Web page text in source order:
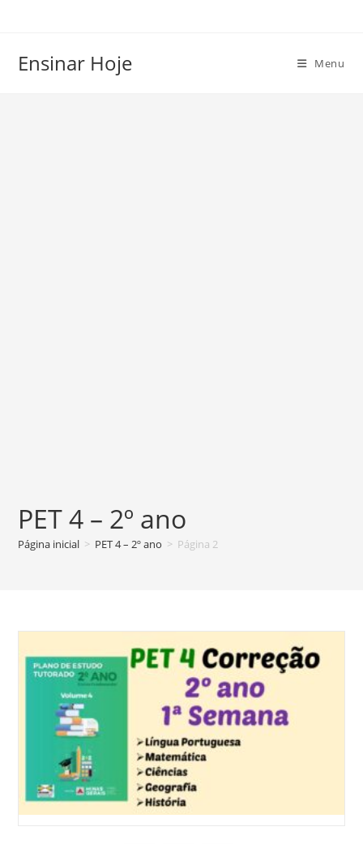
conteúdo
Ensinar Hoje Menu
PET 4 – 2º ano
Página inicial > PET 4 – 2º ano > Página 2